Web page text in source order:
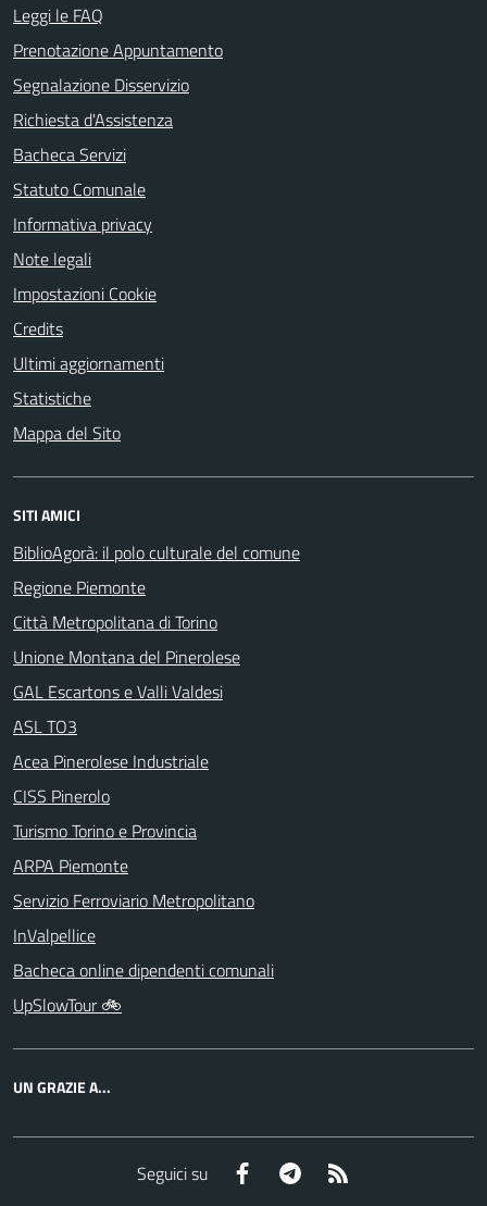
Leggi le FAQ
Prenotazione Appuntamento
Segnalazione Disservizio
Richiesta d'Assistenza
Bacheca Servizi
Statuto Comunale
Informativa privacy
Note legali
Impostazioni Cookie
Credits
Ultimi aggiornamenti
Statistiche
Mappa del Sito
SITI AMICI
BiblioAgorà: il polo culturale del comune
Regione Piemonte
Città Metropolitana di Torino
Unione Montana del Pinerolese
GAL Escartons e Valli Valdesi
ASL TO3
Acea Pinerolese Industriale
CISS Pinerolo
Turismo Torino e Provincia
ARPA Piemonte
Servizio Ferroviario Metropolitano
InValpellice
Bacheca online dipendenti comunali
UpSlowTour 🚲
UN GRAZIE A...
Seguici su Facebook Telegram